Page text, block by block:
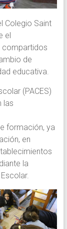
Colegio Saint
el
compartidos
de
educativa.
(PACES)
las
formación, ya
en
la